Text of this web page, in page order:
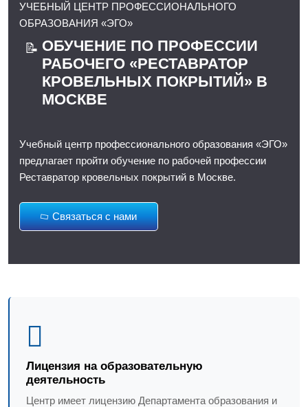
УЧЕБНЫЙ ЦЕНТР ПРОФЕССИОНАЛЬНОГО
ОБРАЗОВАНИЯ «ЭГО»
📝 ОБУЧЕНИЕ ПО ПРОФЕССИИ
РАБОЧЕГО «РЕСТАВРАТОР
КРОВЕЛЬНЫХ ПОКРЫТИЙ» В
МОСКВЕ
Учебный центр профессионального образования «ЭГО»
предлагает пройти обучение по рабочей профессии
Реставратор кровельных покрытий в Москве.
Связаться с нами
Лицензия на образовательную
деятельность
Центр имеет лицензию Департамента образования и